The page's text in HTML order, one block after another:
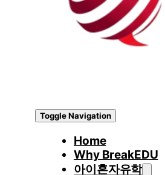
Toggle Navigation
Home
Why BreakEDU
아이혼자유학